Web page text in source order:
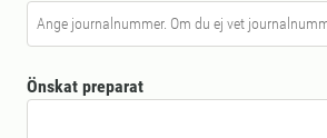
Önskat preparat